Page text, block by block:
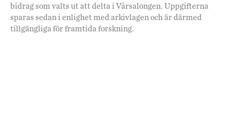
bidrag som valts ut att delta i Vårsalongen. Uppgifterna
sparas sedan i enlighet med arkivlagen och är därmed
tillgängliga för framtida forskning.